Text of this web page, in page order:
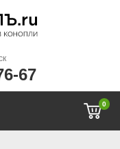
67
0